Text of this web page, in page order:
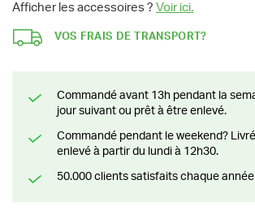
Afficher les accessoires ? Voir ici.
VOS FRAIS DE TRANSPORT?
Commandé avant 13h pendant la semaine? Livré le
jour suivant ou prêt à être enlevé.
Commandé pendant le weekend? Livré ou prêt à être
enlevé à partir du lundi à 12h30.
50.000 clients satisfaits chaque année